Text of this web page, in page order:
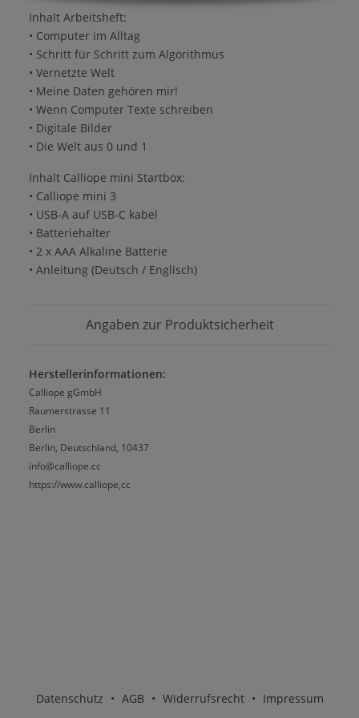
Inhalt Arbeitsheft:
• Computer im Alltag
• Schritt für Schritt zum Algorithmus
• Vernetzte Welt
• Meine Daten gehören mir!
• Wenn Computer Texte schreiben
• Digitale Bilder
• Die Welt aus 0 und 1
Inhalt Calliope mini Startbox:
• Calliope mini 3
• USB-A auf USB-C kabel
• Batteriehalter
• 2 x AAA Alkaline Batterie
• Anleitung (Deutsch / Englisch)
Angaben zur Produktsicherheit
Herstellerinformationen:
Calliope gGmbH
Raumerstrasse 11
Berlin
Berlin, Deutschland, 10437
info@calliope.cc
https://www.calliope,cc
Datenschutz • AGB • Widerrufsrecht • Impressum